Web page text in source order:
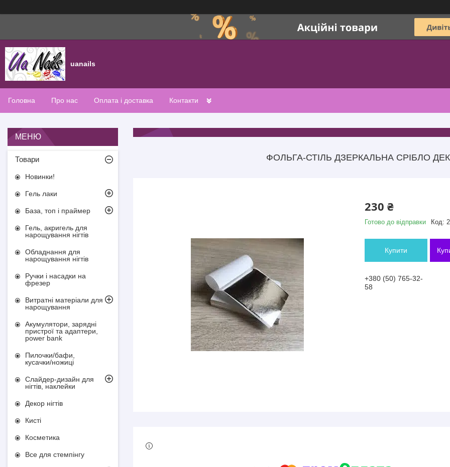
uanails
Головна Про нас Оплата і доставка Контакти
ФОЛЬГА-СТІЛЬ ДЗЕРКАЛЬНА СРІБЛО
230 ₴
Готово до відправки Код:
Купити
+380 (50) 765-32-
58
Товари
Новинки!
Гель лаки
База, топ і праймер
Гель, акригель для
нарощування нігтів
Обладнання для
нарощування нігтів
Ручки і насадки на
фрезер
Витратні матеріали для
нарощування
Акумулятори, зарядні
пристрої та адаптери,
power bank
Пилочки/бафи,
кусачки/ножиці
Слайдер-дизайн для
нігтів, наклейки
Декор нігтів
Кисті
Косметика
Все для стемпінгу